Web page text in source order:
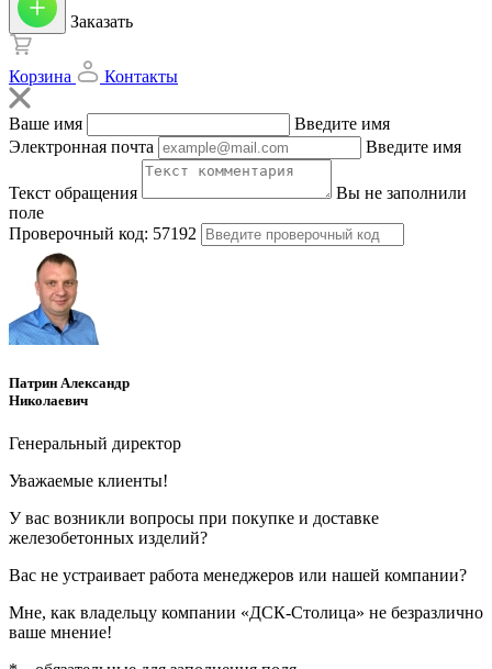
Заказать
Корзина Контакты
Ваше имя
Введите имя
Электронная почта
Введите имя
Текст обращения
Вы не заполнили
поле
Проверочный код: 57192
Патрин Александр
Николаевич
Генеральный директор
Уважаемые клиенты!
У вас возникли вопросы при покупке и доставке
железобетонных изделий?
Вас не устраивает работа менеджеров или нашей компании?
Мне, как владельцу компании «ДСК-Столица» не безразлично
ваше мнение!